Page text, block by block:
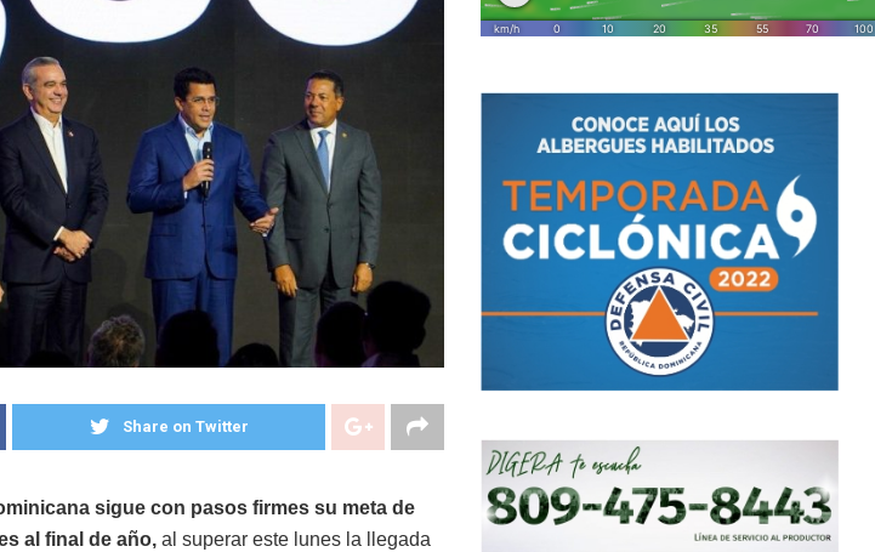
Share on Twitter
sigue con pasos firmes su meta de
al final de año, al superar este lunes la llegada